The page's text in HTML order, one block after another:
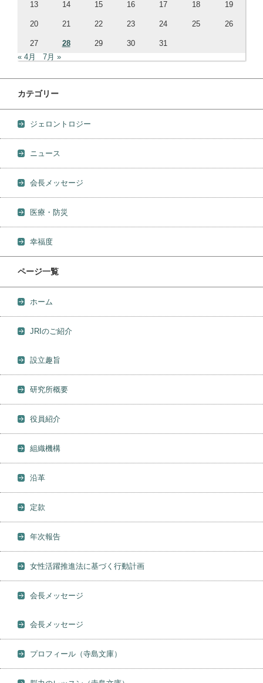
13 14 15 16 17 18 19
20 21 22 23 24 25 26
27 28 29 30
31
« 4月
7月 »
カテゴリー
ジェロントロジー
ニュース
会長メッセージ
医療・防災
幸福度
ページ一覧
ホーム
JRIのご紹介
設立趣旨
研究所概要
役員紹介
組織機構
沿革
定款
年次報告
女性活躍推進法に基づく行動計画
会長メッセージ
会長メッセージ
プロフィール（寺島文庫）